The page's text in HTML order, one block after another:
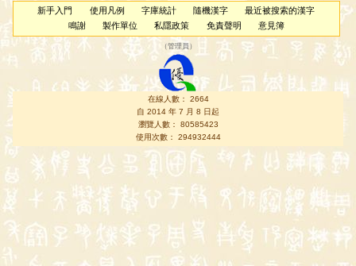
新手入門 使用凡例 字庫統計 隨機漢字
最近被搜索的漢字
鳴謝
製作單位 私隱政策 免責聲明 意見簿
（管理員 ）
在線人數： 2664
自 2014 年 7 月 8 日起
瀏覽人數： 80585423
使用次數： 294932444